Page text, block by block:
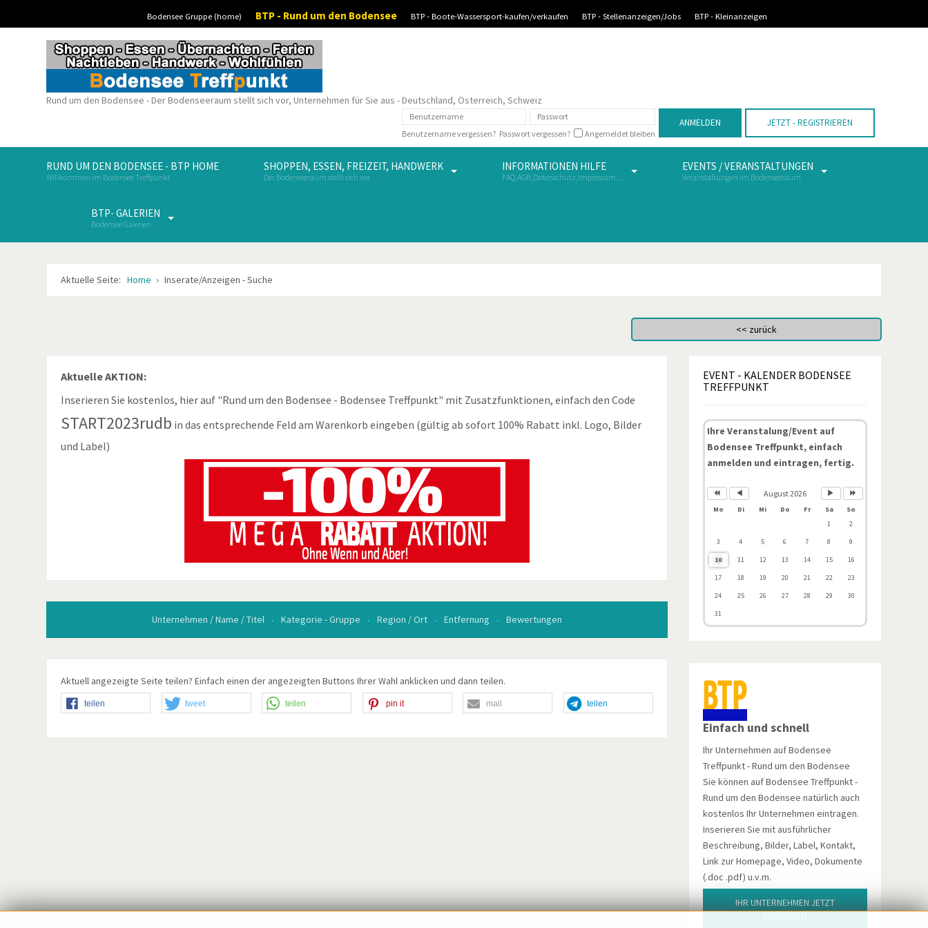
Bodensee Gruppe (home) BTP - Rund um den Bodensee BTP - Boote-Wassersport-kaufen/verkaufen BTP - Stellenanzeigen/Jobs BTP - Kleinanzeigen
Rund um den Bodensee - Der Bodenseeraum stellt sich vor, Unternehmen für Sie aus - Deutschland, Österreich, Schweiz
JETZT - REGISTRIEREN
Benutzername vergessen? Passwort vergessen? Angemeldet bleiben
ANMELDEN
RUND UM DEN BODENSEE - BTP HOME
Willkommen im Bodensee Treffpunkt
SHOPPEN, ESSEN, FREIZEIT, HANDWERK
Der Bodenseeraum stellt sich vor
INFORMATIONEN HILFE
FAQ,AGB,Datenschutz,Impressum ...
EVENTS / VERANSTALTUNGEN
Veranstaltungen im Bodenseeraum
BTP- GALERIEN
Bodensee Galerien
Aktuelle Seite: Home Inserate/Anzeigen - Suche
Aktuelle AKTION:
Inserieren Sie kostenlos, hier auf "Rund um den Bodensee - Bodensee Treffpunkt" mit Zusatzfunktionen, einfach den Code
START2023rudb in das entsprechende Feld am Warenkorb eingeben (gültig ab sofort 100% Rabatt inkl. Logo, Bilder
und Label)
Unternehmen / Name / Titel Kategorie - Gruppe Region / Ort Entfernung Bewertungen
Aktuell angezeigte Seite teilen? Einfach einen der angezeigten Buttons Ihrer Wahl anklicken und dann teilen.
teilen tweet teilen pin it mail teilen
EVENT - KALENDER BODENSEE
TREFFPUNKT
Ihre Veranstalung/Event auf
Bodensee Treffpunkt, einfach
anmelden und eintragen, fertig.
August 2026
Mo Di Mi Do Fr Sa
So
1
2
3
4 5 6 7 8
9
10
11 12 13 14 15
16
17
18 19 20 21 22
23
24
25 26 27 28 29
30
31
Einfach und schnell
Ihr Unternehmen auf Bodensee
Treffpunkt - Rund um den Bodensee
Sie können auf Bodensee Treffpunkt -
Rund um den Bodensee natürlich auch
kostenlos Ihr Unternehmen eintragen.
Inserieren Sie mit ausführlicher
Beschreibung, Bilder, Label, Kontakt,
Link zur Homepage, Video, Dokumente
(.doc .pdf) u.v.m.
IHR UNTERNEHMEN JETZT
EINTRAGEN